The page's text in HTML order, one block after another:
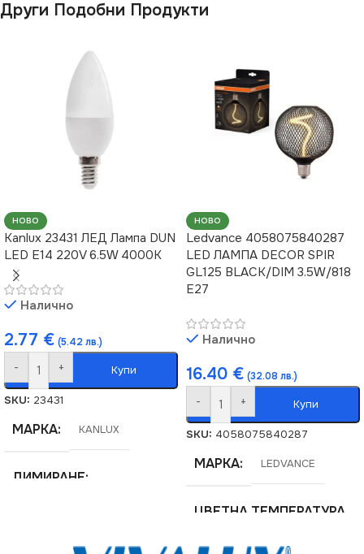
ВИД НА КРУШКАТА
Други Подобни Продукти
НОВО
Kanlux 23431 ЛЕД Лампа DUN
LED E14 220V 6.5W 4000K
Налично
2.77 € (5.42 лв.)
- + Купи
SKU: 23431
МАРКА KANLUX
ДИМИРАНЕ
НОВО
Ledvance 4058075840287
LED ЛАМПА DECOR SPIR
GL125 BLACK/DIM 3.5W/818
E27
Налично
16.40 € (32.08 лв.)
- + Купи
SKU: 4058075840287
МАРКА LEDVANCE
ЦВЕТНА ТЕМПЕРАТУРА